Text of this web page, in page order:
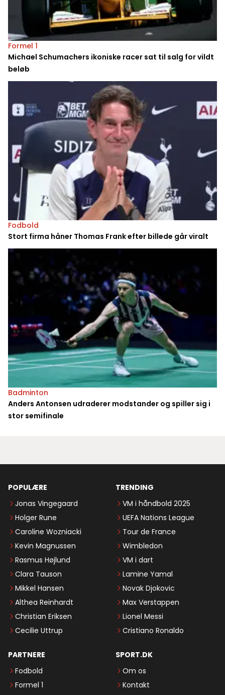
Formel 1
Michael Schumachers ikoniske racer sat til salg for vildt
beløb
Fodbold
Stort firma håner Thomas Frank efter billede går viralt
Badminton
Anders Antonsen udraderer modstander og spiller sig i
stor semifinale
POPULÆRE
Jonas Vingegaard
Holger Rune
Caroline Wozniacki
Kevin Magnussen
Rasmus Højlund
Clara Tauson
Mikkel Hansen
Althea Reinhardt
Christian Eriksen
Cecilie Uttrup
TRENDING
VM i håndbold 2025
UEFA Nations League
Tour de France
Wimbledon
VM i dart
Lamine Yamal
Novak Djokovic
Max Verstappen
Lionel Messi
Cristiano Ronaldo
PARTNERE
Fodbold
Formel 1
SPORT.DK
Om os
Kontakt